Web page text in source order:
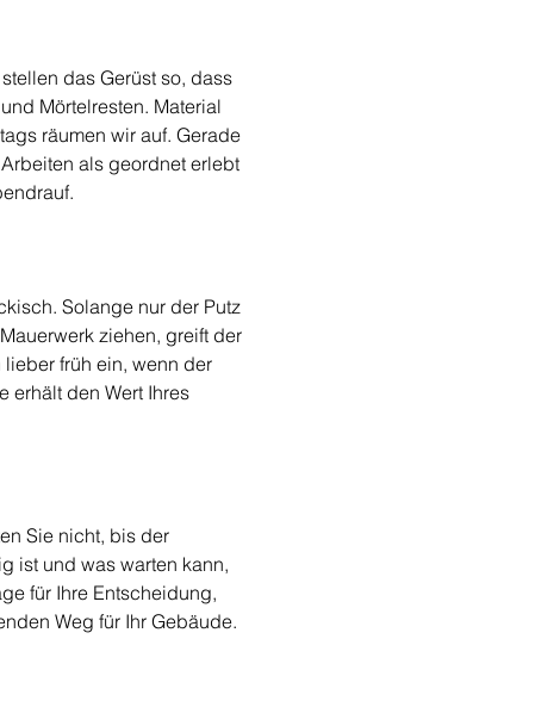
das Gerüst so, dass
Mörtelresten. Material
räumen wir auf. Gerade
als geordnet erlebt
Solange nur der Putz
ziehen, greift der
früh ein, wenn der
erhält den Wert Ihres
Sie nicht, bis der
ist und was warten kann,
für Ihre Entscheidung,
Weg für Ihr Gebäude.